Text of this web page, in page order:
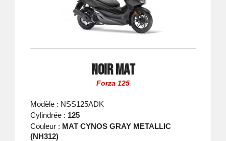
Noir Mat
Forza 125
Modèle : NSS125ADK
Cylindrée : 125
Couleur : MAT CYNOS GRAY METALLIC
(NH312)